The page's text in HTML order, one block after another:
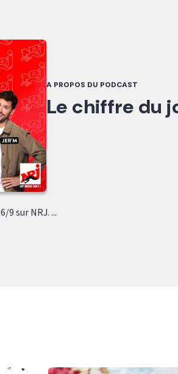
A PROPOS DU PODCAST
Le chiffre du
9 sur NRJ. ...